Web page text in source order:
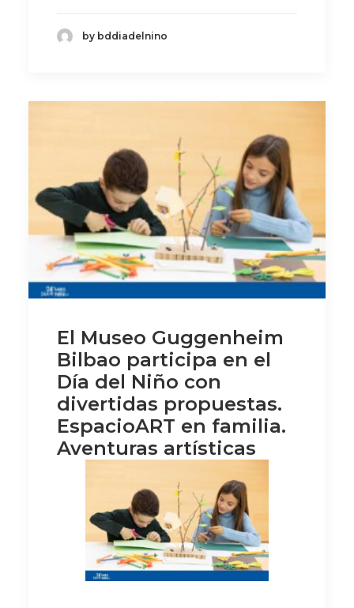
by bddiadelnino
El Museo Guggenheim
Bilbao participa en el
Día del Niño con
divertidas propuestas.
EspacioART en familia.
Aventuras artísticas